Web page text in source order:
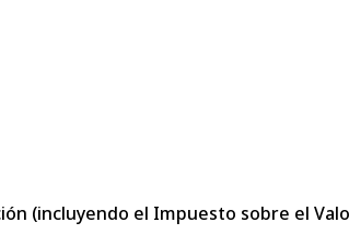
(incluyendo el Impuesto sobre el